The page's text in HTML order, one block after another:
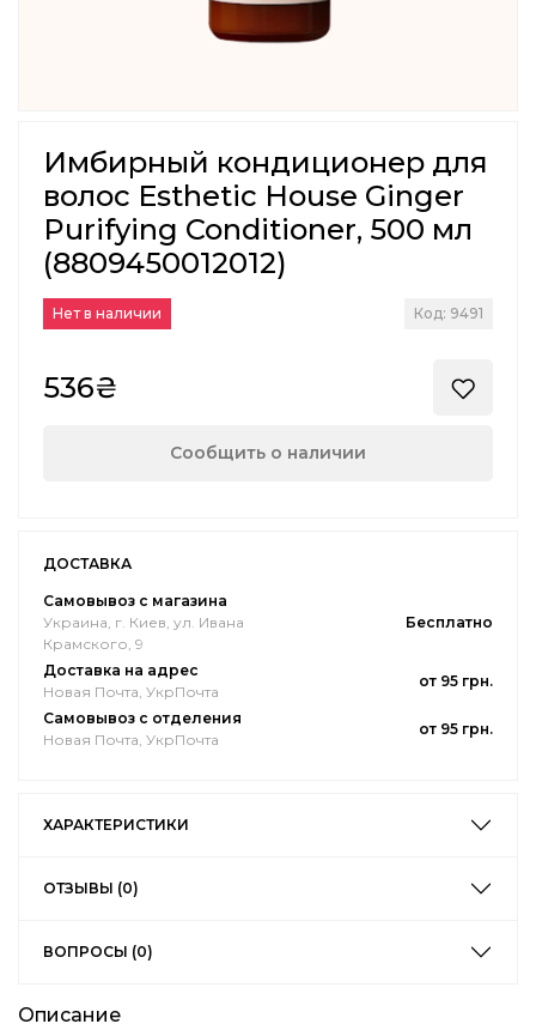
Имбирный кондиционер для
волос Esthetic House Ginger
Purifying Conditioner, 500 мл
(8809450012012)
Нет в наличии Код: 9491
536₴
Сообщить о наличии
ДОСТАВКА
Самовывоз с магазина
Украина, г. Киев, ул. Ивана
Крамского, 9
Бесплатно
Доставка на адрес
Новая Почта, УкрПочта
от 95 грн.
Самовывоз с отделения
Новая Почта, УкрПочта
от 95 грн.
ХАРАКТЕРИСТИКИ
ОТЗЫВЫ (0)
ВОПРОСЫ (0)
Описание